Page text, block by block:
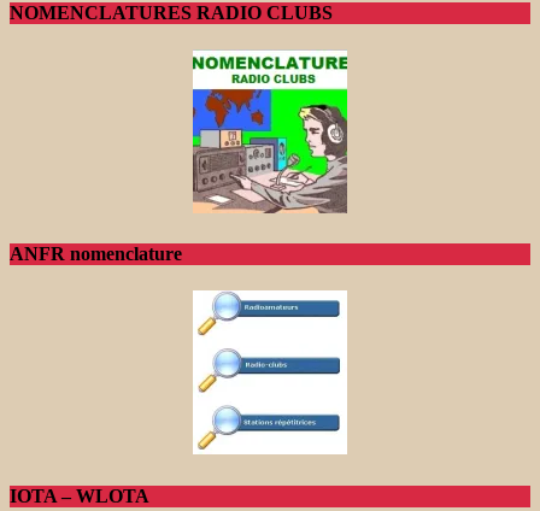
NOMENCLATURES RADIO CLUBS
ANFR nomenclature
IOTA – WLOTA